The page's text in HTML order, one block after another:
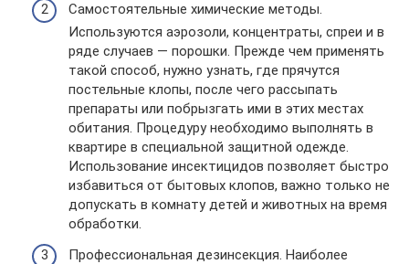
Самостоятельные химические методы.
Используются аэрозоли, концентраты, спреи и в
ряде случаев — порошки. Прежде чем применять
такой способ, нужно узнать, где прячутся
постельные клопы, после чего рассыпать
препараты или побрызгать ими в этих местах
обитания. Процедуру необходимо выполнять в
квартире в специальной защитной одежде.
Использование инсектицидов позволяет быстро
избавиться от бытовых клопов, важно только не
допускать в комнату детей и животных на время
обработки.
Профессиональная дезинсекция. Наиболее